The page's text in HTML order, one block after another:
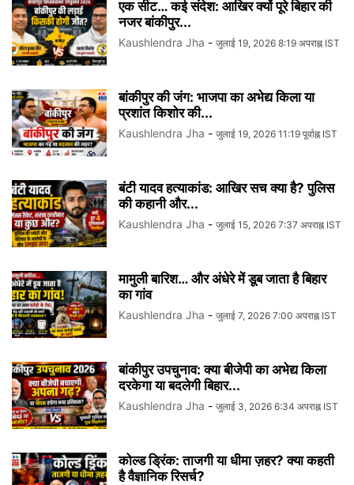
एक सीट… कई संदेश: आखिर क्यों पूरे बिहार की
नजर बांकीपुर...
Kaushlendra Jha - जुलाई 19, 2026 8:19 अपराह्न IST
बांकीपुर की जंग: भाजपा का अभेद्य किला या
प्रशांत किशोर की...
Kaushlendra Jha - जुलाई 19, 2026 11:19 पूर्वाह्न IST
बंटी यादव हत्याकांड: आखिर सच क्या है? पुलिस
की कहानी और...
Kaushlendra Jha - जुलाई 15, 2026 7:37 अपराह्न IST
मामुली बारिश… और अंधेरे में डूब जाता है बिहार
का गांव
Kaushlendra Jha - जुलाई 7, 2026 7:00 अपराह्न IST
बांकीपुर उपचुनाव: क्या बीजेपी का अभेद्य किला
दरकेगा या बदलेगी बिहार...
Kaushlendra Jha - जुलाई 3, 2026 6:34 अपराह्न IST
कोल्ड ड्रिंक: ताजगी या धीमा ज़हर? क्या कहती
है वैज्ञानिक रिसर्च?